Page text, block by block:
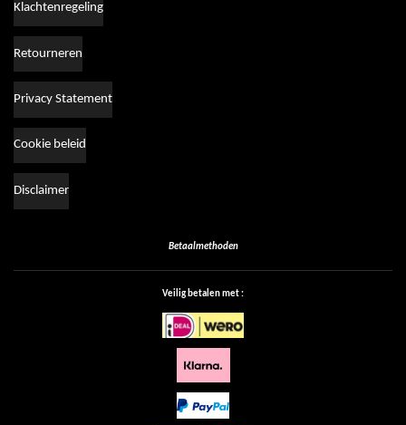
Klachtenregeling
Retourneren
Privacy Statement
Cookie beleid
Disclaimer
Betaalmethoden
Veilig betalen met :